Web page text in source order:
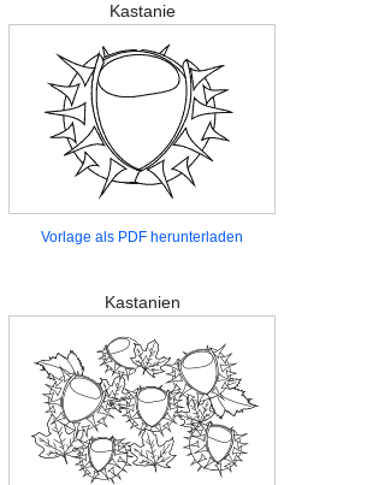
Kastanie
Vorlage als PDF herunterladen
Kastanien